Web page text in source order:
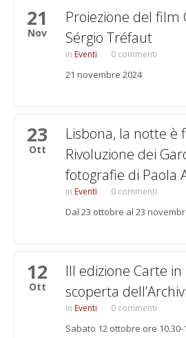
21
Nov
Proiezione del film
Sérgio Tréfaut
Eventi 0 commenti
21 novembre 2024
23
Ott
Lisbona, la notte è
Rivoluzione dei
fotografie di Paola
Eventi 0 commenti
Dal 23 ottobre al 23
12
Ott
III edizione Carte
scoperta
Eventi 0 commenti
Sabato 12 ottobre ore 10.30-